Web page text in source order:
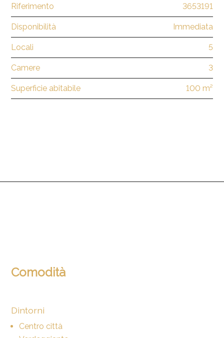
Comodità
Dintorni
Centro città
Riferimento 3653191
Disponibilità Immediata
Locali 5
Camere 3
Superficie abitabile 100 m²